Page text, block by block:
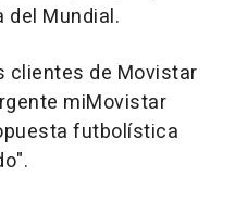
Mundial.
clientes de Movistar
miMovistar
futbolística